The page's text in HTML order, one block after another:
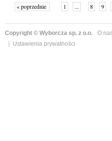
« poprzednie 1 ... 8 9
Copyright © Wyborcza sp. z o.o. O
Ustawienia prywatności